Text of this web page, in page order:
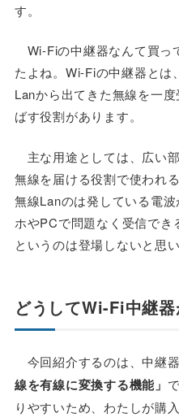
す。
Wi-Fiの中継器なんて買っ
たよね。Wi-Fiの中継器とは
Lanから出てきた無線を一
ばす役割があります。
主な用途としては、広い
無線を届ける役割で使われ
無線Lanのは発している電
ホやPCで問題なく受信で
というのは登場しないと思い
どうしてWi-Fi中継
今回紹介するのは、中継
線を有線に変換する機能」
りやすいため、わたしが購